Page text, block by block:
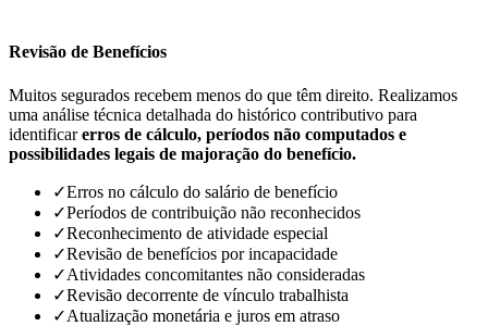
Revisão de Benefícios
Muitos segurados recebem menos do que têm direito. Realizamos
uma análise técnica detalhada do histórico contributivo para
identificarerros de cálculo, períodos não computados e
possibilidades legais de majoração do benefício.
✓Erros no cálculo do salário de benefício
✓Períodos de contribuição não reconhecidos
✓Reconhecimento de atividade especial
✓Revisão de benefícios por incapacidade
✓Atividades concomitantes não consideradas
✓Revisão decorrente de vínculo trabalhista
✓Atualização monetária e juros em atraso